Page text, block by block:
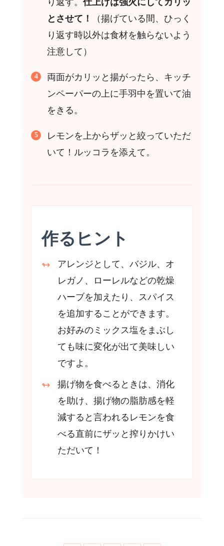
とさせて！
（揚げている間、ひっく
り返す時以外は食材を触らないよう
注意して）
両面がカリッと揚がったら、キッチ
ンペーパーの上に手羽中を置いて油
をきる。
レモンを上からザッと絞っていただ
いて！ルッコラを添えて。
作るヒント
アレンジとして、バジル、オ
レガノ、ローレルなどの乾燥
ハーブを加えたり、スパイス
を追加することができます。
お好みのミックス塩をまぶし
ても味に変化が出て美味しい
ですよ。
揚げ物を食べるときは、消化
を助け、揚げ物の脂肪感を軽
減すると言われるレモンを食
べる直前にザッと搾りかけい
ただいて！